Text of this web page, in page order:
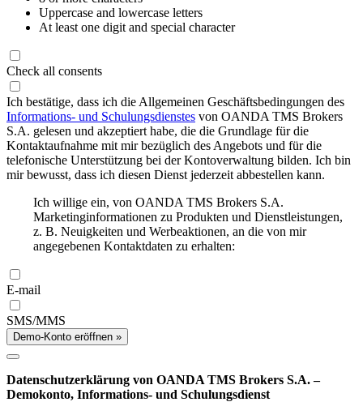
Uppercase and lowercase letters
At least one digit and special character
Check all consents
Ich bestätige, dass ich die Allgemeinen Geschäftsbedingungen des
Informations- und Schulungsdienstes von OANDA TMS Brokers
S.A. gelesen und akzeptiert habe, die die Grundlage für die
Kontaktaufnahme mit mir bezüglich des Angebots und für die
telefonische Unterstützung bei der Kontoverwaltung bilden. Ich bin
mir bewusst, dass ich diesen Dienst jederzeit abbestellen kann.
Ich willige ein, von OANDA TMS Brokers S.A.
Marketinginformationen zu Produkten und Dienstleistungen,
z. B. Neuigkeiten und Werbeaktionen, an die von mir
angegebenen Kontaktdaten zu erhalten:
E-mail
SMS/MMS
Demo-Konto eröffnen »
Datenschutzerklärung von OANDA TMS Brokers S.A. –
Demokonto, Informations- und Schulungsdienst